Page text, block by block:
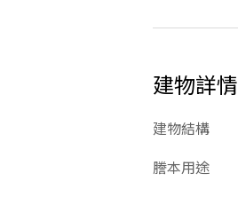
建物詳情
建物結構
謄本用途